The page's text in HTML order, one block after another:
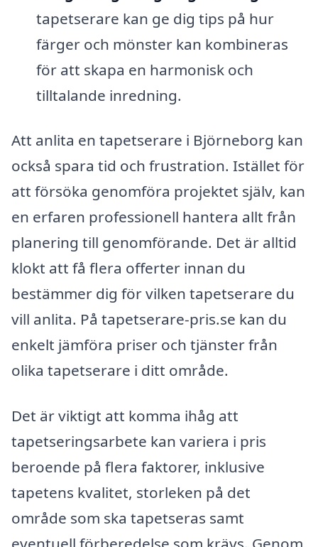
tapetserare kan ge dig tips på hur
färger och mönster kan kombineras
för att skapa en harmonisk och
tilltalande inredning.
Att anlita en tapetserare i Björneborg kan
också spara tid och frustration. Istället för
att försöka genomföra projektet själv, kan
en erfaren professionell hantera allt från
planering till genomförande. Det är alltid
klokt att få flera offerter innan du
bestämmer dig för vilken tapetserare du
vill anlita. På tapetserare-pris.se kan du
enkelt jämföra priser och tjänster från
olika tapetserare i ditt område.
Det är viktigt att komma ihåg att
tapetseringsarbete kan variera i pris
beroende på flera faktorer, inklusive
tapetens kvalitet, storleken på det
område som ska tapetseras samt